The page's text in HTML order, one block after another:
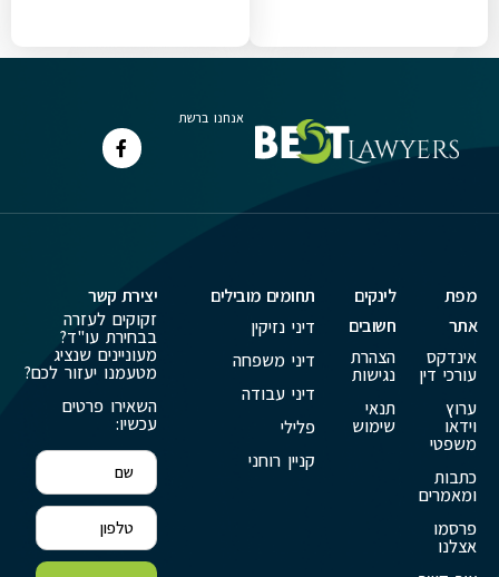
אנחנו ברשת
מפת
אתר
אינדקס
עורכי דין
ערוץ
וידאו
משפטי
כתבות
ומאמרים
פרסמו
אצלנו
לינקים
חשובים
הצהרת
נגישות
תנאי
שימוש
תחומים מובילים
דיני נזיקין
דיני משפחה
דיני עבודה
פלילי
קניין רוחני
יצירת קשר
זקוקים לעזרה
בבחירת עו"ד?
מעוניינים שנציג
מטעמנו יעזור לכם?
השאירו פרטים
עכשיו: